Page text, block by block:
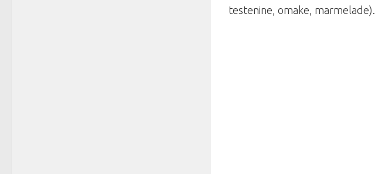
testenine, omake, marmelade).